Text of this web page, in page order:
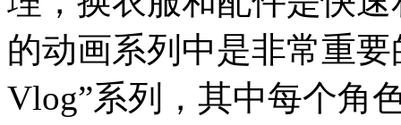
的动画系列中是非常重
Vlog”系列，其中每个角